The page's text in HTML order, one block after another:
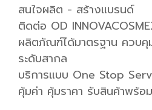
สนใจผลิต - สร้างแบรนด์
ติดต่อ OD
ผลิตภัณฑ์ได้มาตรฐาน ควบคุ
ระดับสากล
บริการแบบ One Stop
คุ้มค่า คุ้มราคา รับสินค้าพร้อ